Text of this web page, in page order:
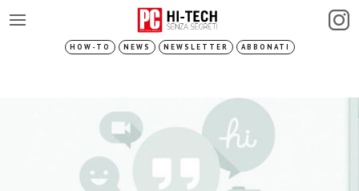
HOW-TO NEWS NEWSLETTER ABBONATI